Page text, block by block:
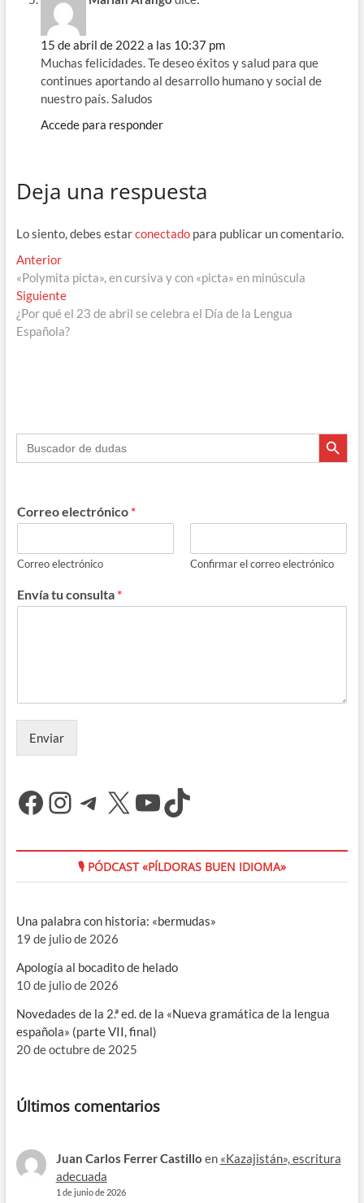
15 de abril de 2022 a las 10:37 pm
Muchas felicidades. Te deseo éxitos y salud para que
continues aportando al desarrollo humano y social de
nuestro país. Saludos
Accede para responder
Deja una respuesta
Lo siento, debes estarconectadopara publicar un comentario.
Navegación
de
entradas
AnteriorEntrada
anterior:
«Polymita picta», en cursiva y con «picta» en minúscula
SiguienteEntrada
siguiente:
¿Por qué el 23 de abril se celebra el Día de la Lengua
Española?
Buscar: Botón de
Correo electrónico *
Correo electrónico Confirmar el correo electrónico
Envía tu consulta *
Enviar
Facebook
Instagram
Telegram
X YouTube
TikTok
🎙 PÓDCAST «PÍLDORAS BUEN IDIOMA»
Una palabra con historia: «bermudas»
19 de julio de 2026
Apología al bocadito de helado
10 de julio de 2026
Novedades de la 2.ª ed. de la «Nueva gramática de la lengua
española» (parte VII, final)
20 de octubre de 2025
Últimos comentarios
Juan Carlos Ferrer Castillo en «Kazajistán», escritura
adecuada
1 de junio de 2026